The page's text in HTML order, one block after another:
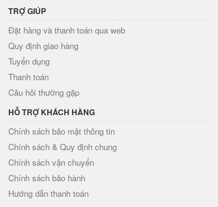
TRỢ GIÚP
Đặt hàng và thanh toán qua web
Quy định giao hàng
Tuyển dụng
Thanh toán
Câu hỏi thường gặp
HỖ TRỢ KHÁCH HÀNG
Chính sách bảo mật thông tin
Chính sách & Quy định chung
Chính sách vận chuyển
Chính sách bảo hành
Hướng dẫn thanh toán